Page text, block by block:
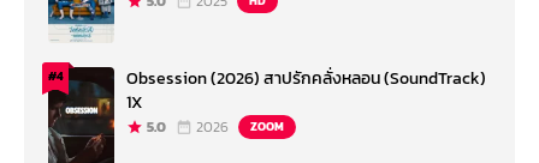
#4
Obsession (2026) สาปรักคลั่งหลอน (SoundTrack)
1X
5.0 2026 ZOOM